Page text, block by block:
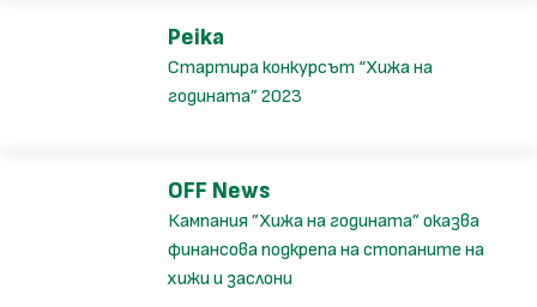
Peika
Стартира конкурсът “Хижа на
годината” 2023
OFF News
Кампания ”Хижа на годината” оказва
финансова подкрепа на стопаните на
хижи и заслони